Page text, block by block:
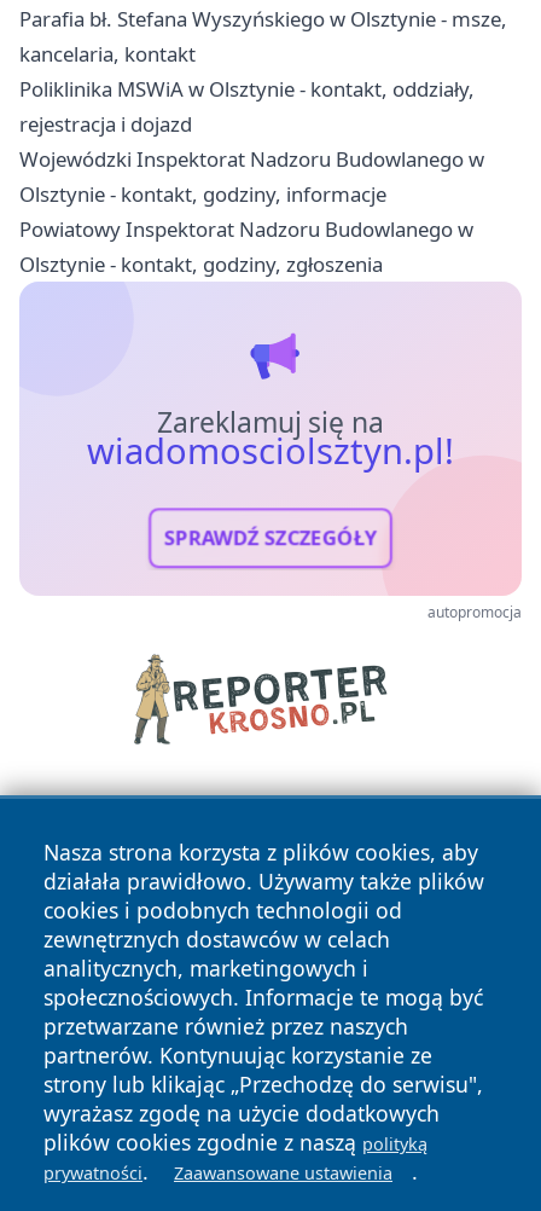
Parafia bł. Stefana Wyszyńskiego w Olsztynie - msze,
kancelaria, kontakt
Poliklinika MSWiA w Olsztynie - kontakt, oddziały,
rejestracja i dojazd
Wojewódzki Inspektorat Nadzoru Budowlanego w
Olsztynie - kontakt, godziny, informacje
Powiatowy Inspektorat Nadzoru Budowlanego w
Olsztynie - kontakt, godziny, zgłoszenia
Zareklamuj się na
wiadomosciolsztyn.pl!
SPRAWDŹ SZCZEGÓŁY
autopromocja
Nasza strona korzysta z plików cookies, aby
działała prawidłowo. Używamy także plików
cookies i podobnych technologii od
zewnętrznych dostawców w celach
analitycznych, marketingowych i
społecznościowych. Informacje te mogą być
przetwarzane również przez naszych
partnerów. Kontynuując korzystanie ze
strony lub klikając „Przechodzę do serwisu",
wyrażasz zgodę na użycie dodatkowych
plików cookies zgodnie z naszą polityką
prywatności. Zaawansowane ustawienia .
Copyright © 2026 wiadomosciolsztyn.pl Wszystkie prawa
zastrzeżone.
News Autorzy
Polityka
Prywatności
Polityka
Cookies